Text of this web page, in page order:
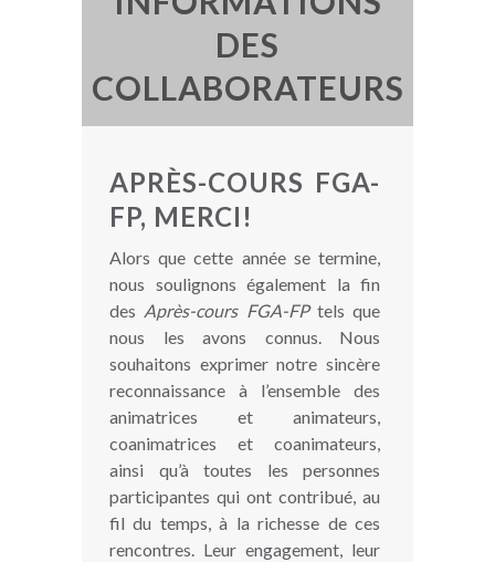
DES
COLLABORATEURS
APRÈS-COURS FGA-
FP, MERCI!
Alors que cette année se termine,
nous soulignons également la fin
des Après-cours FGA-FPtels que
nous les avons connus. Nous
souhaitons exprimer notre sincère
reconnaissance à l’ensemble des
animatrices et animateurs,
coanimatrices et coanimateurs,
ainsi qu’à toutes les personnes
participantes qui ont contribué, au
fil du temps, à la richesse de ces
rencontres. Leur engagement, leur